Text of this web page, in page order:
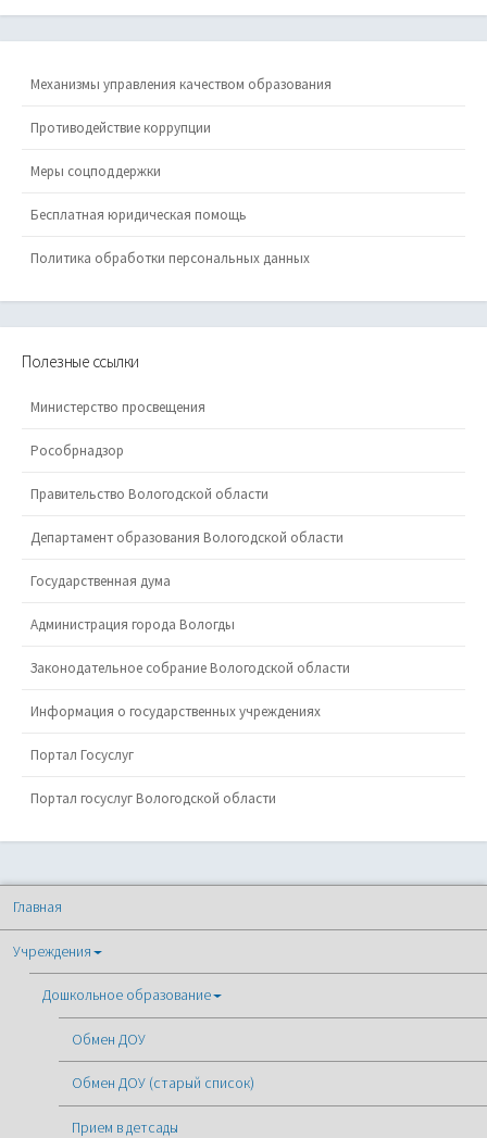
Механизмы управления качеством образования
Противодействие коррупции
Меры соцподдержки
Бесплатная юридическая помощь
Политика обработки персональных данных
Полезные ссылки
Министерство просвещения
Рособрнадзор
Правительство Вологодской области
Департамент образования Вологодской области
Государственная дума
Администрация города Вологды
Законодательное собрание Вологодской области
Информация о государственных учреждениях
Портал Госуслуг
Портал госуслуг Вологодской области
Главная
Учреждения
Дошкольное образование
Обмен ДОУ
Обмен ДОУ (старый список)
Прием в детсады